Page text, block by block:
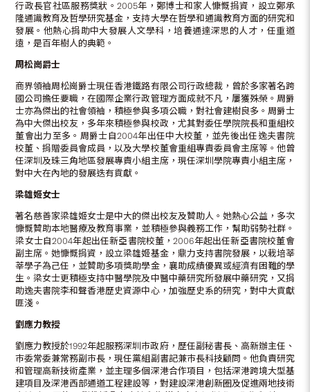
行政長官社區服務獎狀。2005年，鄭博士和家人慷慨捐資，設立鄭承
隆通識教育及哲學研究基金，支持大學在哲學和通識教育方面的研究和
發展。他熱心捐助中大發展人文學科，培養通達深思的人才，任重道
遠，是百年樹人的典範。
周松崗爵士
商界領袖周松崗爵士現任香港鐵路有限公司行政總裁，曾於多家著名跨
國公司擔任要職，在國際企業行政管理方面成就不凡，屢獲殊榮。周爵
士亦為傑出的社會領袖，積極參與多項公職，對社會建樹良多。周爵士
為中大傑出校友，多年來積極參與校政，尤其對委任學院院長和重組校
董會出力至多。周爵士自2004年出任中大校董，並先後出任逸夫書院
校董、捐贈委員會成員，以及大學校董會重組專責委員會主席等。他曾
任深圳及珠三角地區發展專責小組主席，現任深圳學院專責小組主席，
對中大在內地的發展迭有貢獻。
梁雄姬女士
著名慈善家梁雄姬女士是中大的傑出校友及贊助人。她熱心公益，多次
慷慨贊助本地醫療及教育事業，並積極參與義務工作，幫助弱勢社群。
梁女士自2004年起出任新亞書院校董，2006年起出任新亞書院校董會
副主席。她慷慨捐資，設立梁雄姬基金，鼎力支持書院發展，以栽培莘
莘學子為己任，並贊助多項獎助學金，襄助成績優異或經濟有困難的學
生。梁女士更積極支持中醫學院及中醫中藥研究所發展中藥研究，又捐
助逸夫書院李和聲香港歷史資源中心，加強歷史系的研究，對中大貢獻
匪淺。
劉應力教授
劉應力教授於1992年起服務深圳巿政府，歷任副秘書長、高新辦主任、
巿委常委兼常務副巿長，現任黨組副書記兼巿長科技顧問。他負責研究
和管理高新技術產業，並主理多個深港合作項目，包括深港跨境大型基
建項目及深港西部通道工程建設等，對建設深港創新圈及促進兩地技術